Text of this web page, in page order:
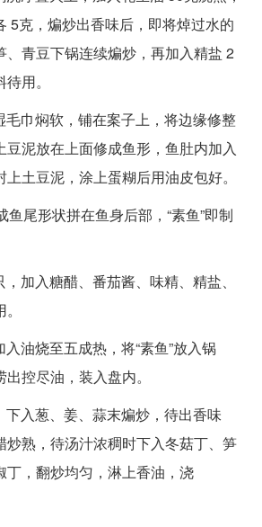
5克，煸炒出香味后，即将焯过水的
、青豆下锅连续煸炒，再加入精盐 2
用。
焖软，铺在案子上，将边缘修整
豆泥放在上面修成鱼形，鱼肚内加入
土豆泥，涂上蛋糊后用油皮包好。
尾形状拼在鱼身后部，“素鱼”即制
入糖醋、番茄酱、味精、精盐、
烧至五成热，将“素鱼”放入锅
控尽油，装入盘内。
入葱、姜、蒜末煸炒，待出香味
炒熟，待汤汁浓稠时下入冬菇丁、笋
丁，翻炒均匀，淋上香油，浇